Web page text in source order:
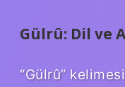
Gülrû: Dil ve
“Gülrû”